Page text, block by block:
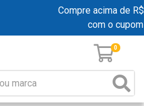
Compre acima de
com o cupom
0